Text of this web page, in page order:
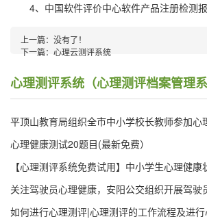
4、中国软件评价中心软件产品注册检测报
上一篇：没有了！
下一篇： 心理云测评系统
心理测评系统（心理测评档案管理
平顶山教育局组织全市中小学校长教师参加
心理健康测试20题目(最新免费）
【心理测评系统免费试用】中小学生心理健
关注驾驶员心理健康，安阳公交组织开展驾驶
如何进行心理测评|心理测评的工作流程及进